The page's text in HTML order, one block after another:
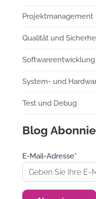
Projektmanagement
Qualität und
System- und
Test und Debug
Blog
E-Mail-Adresse*